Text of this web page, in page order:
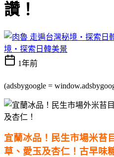
讚！
境・探索日韓美景
1年前
(adsbygoogle =
宜蘭冰品！民生市場米苔
草、愛玉及杏仁！古早味